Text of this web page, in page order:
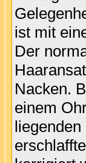
ist mit
Der
Nacken.
einem